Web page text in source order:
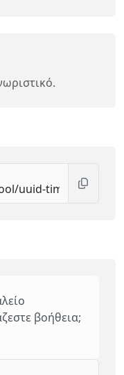
βοήθεια;